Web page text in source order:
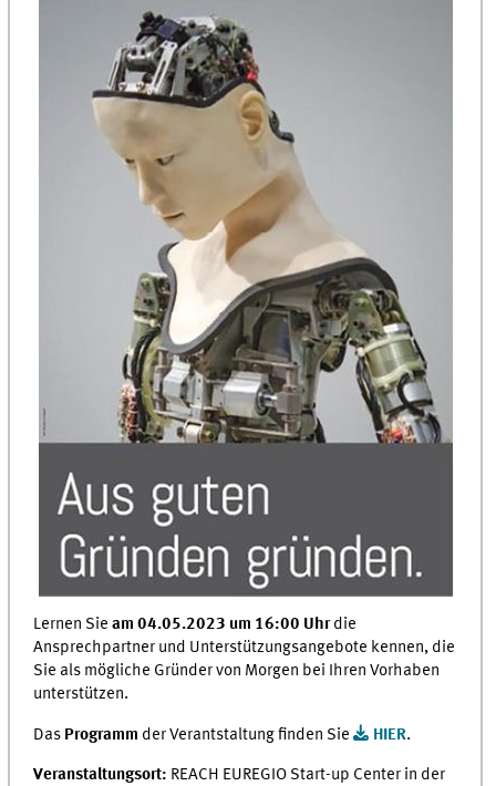
Lernen Sieam 04.05.2023 um 16:00 Uhrdie
Ansprechpartner und Unterstützungsangebote kennen, die
Sie als mögliche Gründer von Morgen bei Ihren Vorhaben
unterstützen.
Das Programm der Verantstaltung finden Sie HIER.
Veranstaltungsort: REACH EUREGIO Start-up Center in der